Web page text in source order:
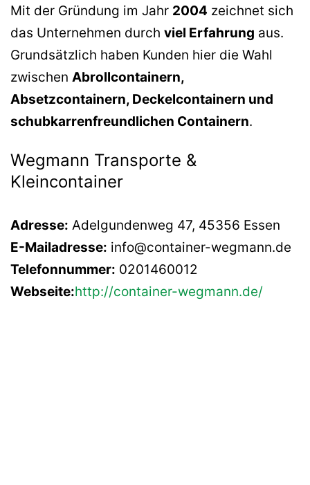
Mit der Gründung im Jahr 2004 zeichnet sich
das Unternehmen durch viel Erfahrung aus.
Grundsätzlich haben Kunden hier die Wahl
zwischen Abrollcontainern,
Absetzcontainern, Deckelcontainern und
schubkarrenfreundlichen Containern.
Wegmann Transporte &
Kleincontainer
Adresse: Adelgundenweg 47, 45356 Essen
E-Mailadresse: info@container-wegmann.de
Telefonnummer: 0201460012
Webseite:http://container-wegmann.de/